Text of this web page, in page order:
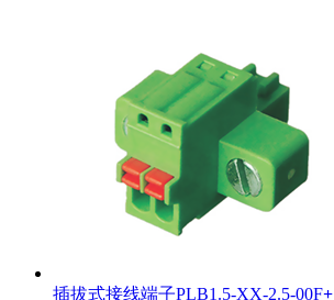
插拔式接线端子PLB1.5-XX-2.5-00F+